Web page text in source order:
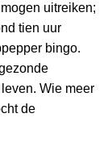
uitreiken;
tien uur
bingo.
Wie meer
de